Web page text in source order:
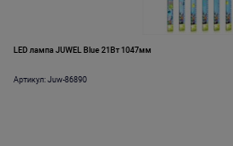
LED лампа JUWEL Blue 21Вт 1047мм
Артикул: Juw-86890